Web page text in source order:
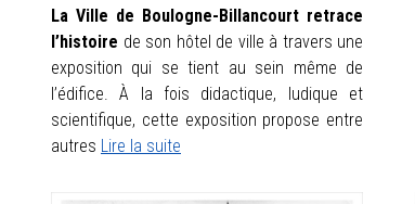
La Ville de Boulogne-Billancourt retrace
l’histoire de son hôtel de ville à travers une
exposition qui se tient au sein même de
l’édifice. À la fois didactique, ludique et
scientifique, cette exposition propose entre
autres Lire la suite